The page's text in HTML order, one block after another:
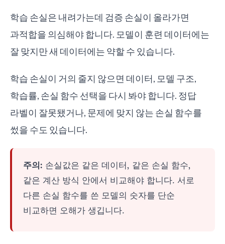
학습 손실은 내려가는데 검증 손실이 올라가면
과적합을 의심해야 합니다. 모델이 훈련 데이터에는
잘 맞지만 새 데이터에는 약할 수 있습니다.
학습 손실이 거의 줄지 않으면 데이터, 모델 구조,
학습률, 손실 함수 선택을 다시 봐야 합니다. 정답
라벨이 잘못됐거나, 문제에 맞지 않는 손실 함수를
썼을 수도 있습니다.
주의: 손실값은 같은 데이터, 같은 손실 함수,
같은 계산 방식 안에서 비교해야 합니다. 서로
다른 손실 함수를 쓴 모델의 숫자를 단순
비교하면 오해가 생깁니다.